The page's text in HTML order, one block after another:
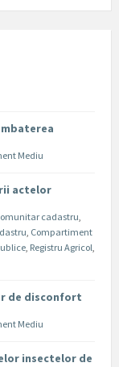
Mediu
actelor
cadastru,
, Compartiment
, Registru Agricol,
de disconfort
Mediu
insectelor de